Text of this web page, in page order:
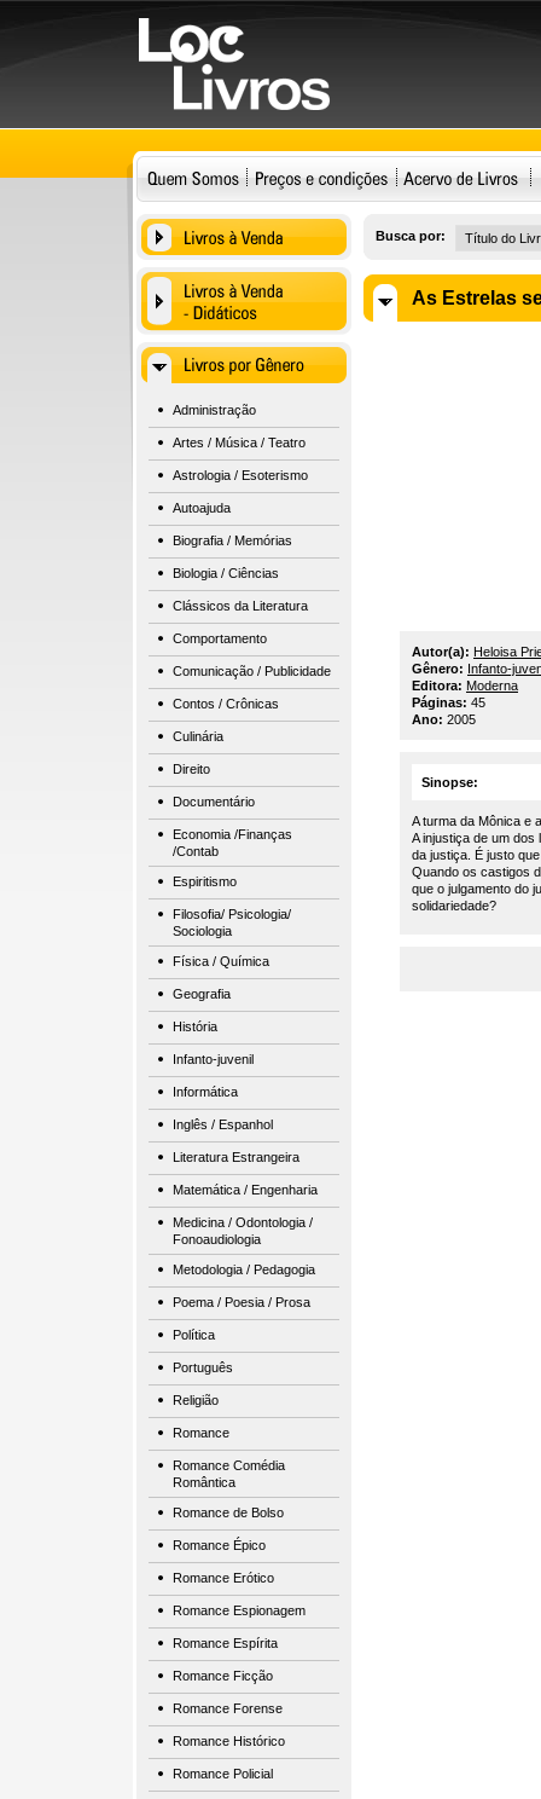
Administração
Artes / Música / Teatro
Astrologia / Esoterismo
Autoajuda
Biografia / Memórias
Biologia / Ciências
Clássicos da Literatura
Comportamento
Comunicação / Publicidade
Contos / Crônicas
Culinária
Direito
Documentário
Economia /Finanças
/Contab
Espiritismo
Filosofia/ Psicologia/
Sociologia
Física / Química
Geografia
História
Infanto-juvenil
Informática
Inglês / Espanhol
Literatura Estrangeira
Matemática / Engenharia
Medicina / Odontologia /
Fonoaudiologia
Metodologia / Pedagogia
Poema / Poesia / Prosa
Política
Português
Religião
Romance
Romance Comédia
Romântica
Romance de Bolso
Romance Épico
Romance Erótico
Romance Espionagem
Romance Espírita
Romance Ficção
Romance Forense
Romance Histórico
Romance Policial
Busca por:
As Estrelas
Autor(a): Heloisa
Gênero: Infanto-
Editora: Moderna
Páginas: 45
Ano: 2005
Sinopse:
A turma da Mônica e
A injustiça de um
da justiça. É justo
Quando os castigos
que o julgamento do
solidariedade?